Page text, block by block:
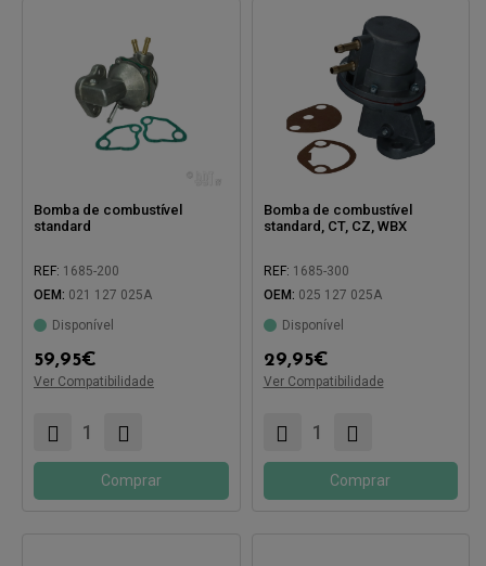
Bomba de combustível
standard
REF: 1685-200
OEM: 021 127 025A
Disponível
59,95€
Ver Compatibilidade
Compatível com:
Comprar
Bomba de combustível
standard, CT, CZ, WBX
REF: 1685-300
OEM: 025 127 025A
Disponível
29,95€
Ver Compatibilidade
Comprar